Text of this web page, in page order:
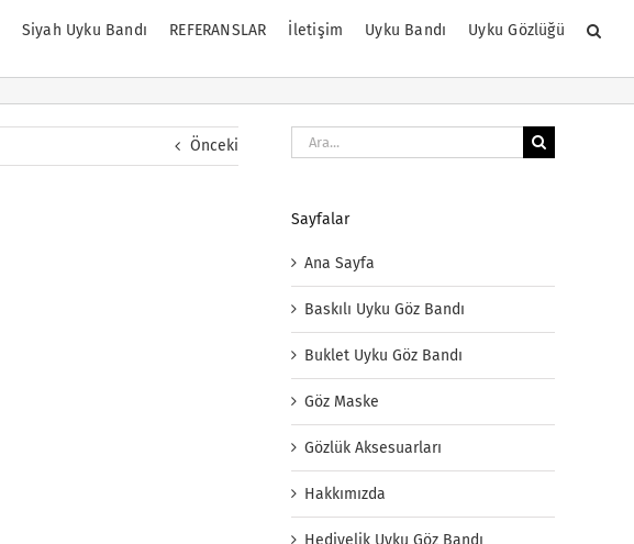
Siyah Uyku Bandı REFERANSLAR İletişim Uyku Bandı Uyku Gözlüğü
Önceki Ara:
Sayfalar
Ana Sayfa
Baskılı Uyku Göz Bandı
Buklet Uyku Göz Bandı
Göz Maske
Gözlük Aksesuarları
Hakkımızda
Hediyelik Uyku Göz Bandı